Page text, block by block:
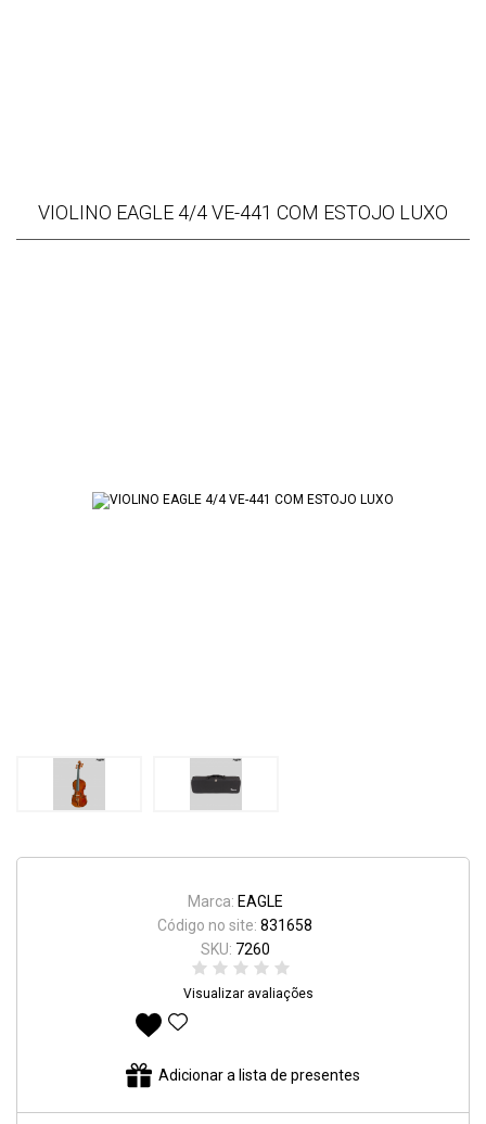
VIOLINO EAGLE 4/4 VE-441 COM ESTOJO LUXO
Marca: EAGLE
Código no site: 831658
SKU: 7260
Visualizar avaliações
Adicionar a lista de presentes